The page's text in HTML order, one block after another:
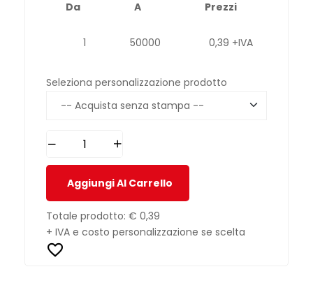
Da A Prezzi
1 50000 0,39 +IVA
Seleziona personalizzazione prodotto
Aggiungi Al Carrello
Totale prodotto: € 0,39
+ IVA e costo personalizzazione se scelta